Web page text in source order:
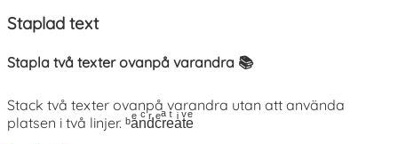
Staplad text
Stapla två texter ovanpå varandra 📚
Stack två texter ovanpå varandra utan att använda
platsen i två linjer. ᵇaͤnͨdͬcͤrͣeͭaͥtͮeͤ